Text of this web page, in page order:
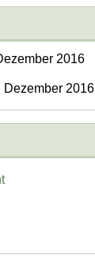
2016
Dezember 2016